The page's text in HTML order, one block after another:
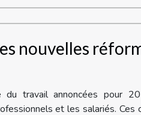
nouvelles
travail annoncées pour
et les salariés.